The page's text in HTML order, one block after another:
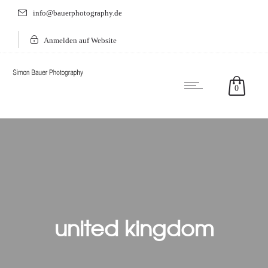
info@bauerphotography.de
Anmelden auf Website
0
united kingdom